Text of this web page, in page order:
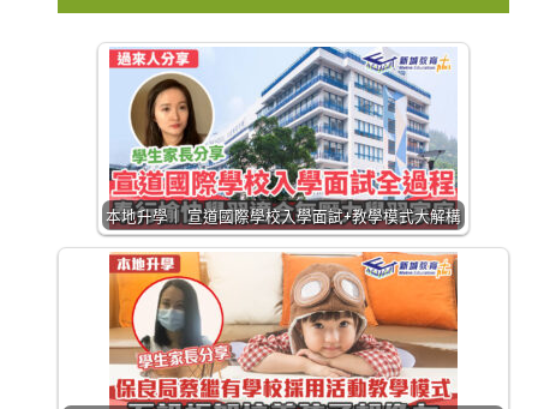
本地升學｜ 宣道國際學校入學面試+教學模式大解構